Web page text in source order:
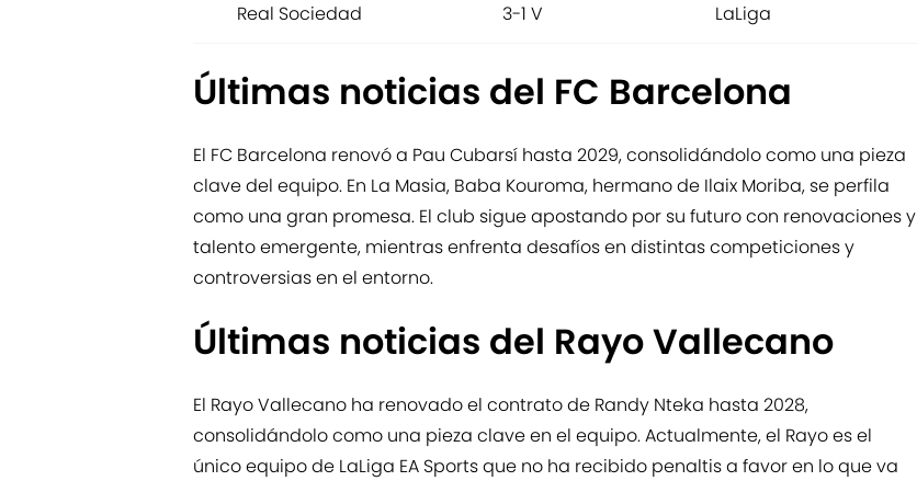
Real Sociedad 3-1 V LaLiga
Últimas noticias del FC Barcelona
El FC Barcelona renovó a Pau Cubarsí hasta 2029, consolidándolo como una pieza
clave del equipo. En La Masia, Baba Kouroma, hermano de Ilaix Moriba, se perfila
como una gran promesa. El club sigue apostando por su futuro con renovaciones y
talento emergente, mientras enfrenta desafíos en distintas competiciones y
controversias en el entorno.
Últimas noticias del Rayo Vallecano
El Rayo Vallecano ha renovado el contrato de Randy Nteka hasta 2028,
consolidándolo como una pieza clave en el equipo. Actualmente, el Rayo es el
único equipo de LaLiga EA Sports que no ha recibido penaltis a favor en lo que va